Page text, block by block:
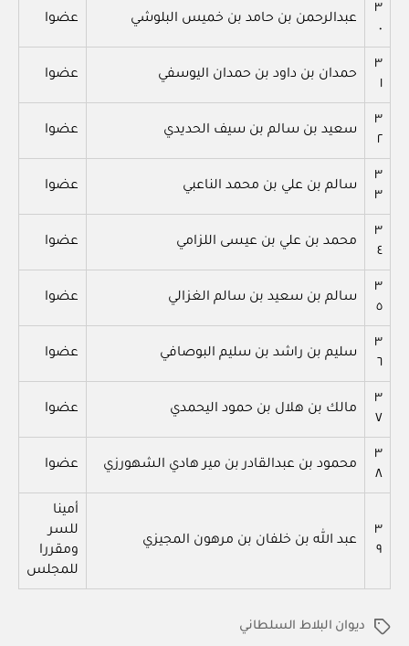
٣
٠
عبدالرحمن بن حامد بن خميس البلوشي عضوا
٣
١
حمدان بن داود بن حمدان اليوسفي عضوا
٣
٢
سعيد بن سالم بن سيف الحديدي عضوا
٣
٣
سالم بن علي بن محمد الناعبي عضوا
٣
٤
محمد بن علي بن عيسى اللزامي عضوا
٣
٥
سالم بن سعيد بن سالم الغزالي عضوا
٣
٦
سليم بن راشد بن سليم البوصافي عضوا
٣
٧
مالك بن هلال بن حمود اليحمدي عضوا
٣
٨
محمود بن عبدالقادر بن مير هادي الشهورزي عضوا
٣
٩
عبد الله بن خلفان بن مرهون المجيزي
أمينا
للسر
ومقررا
للمجلس
الوسومديوان البلاط السلطاني